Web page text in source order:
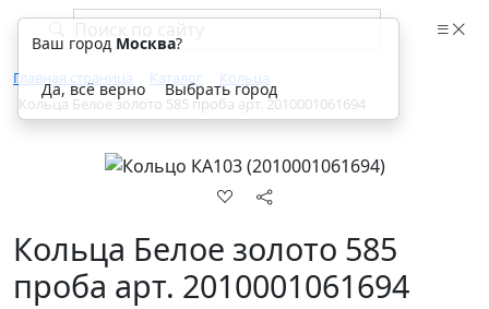
Главная страница Каталог
Кольца
Кольца Белое золото 585 проба арт. 2010001061694
Кольца Белое золото 585
проба арт. 2010001061694
Ваш город Москва?
Да, всё верно Выбрать город